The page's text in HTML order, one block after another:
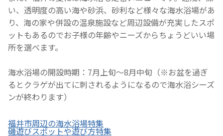
い、透明度の高い海や砂浜、砂利など様々な海水浴場があ
り、海の家や併設の温泉施設など周辺設備が充実したスポ
ットもあるのでお子様の年齢やニーズからちょうどいい場
所を選べます。
海水浴場の開設時期：7月上旬～8月中旬（※お盆を過ぎ
るとクラゲが出てに刺されるようになるので海水浴シーズ
ンが終わります）
福井市周辺の海水浴場特集
磯遊びスポットや遊び方特集